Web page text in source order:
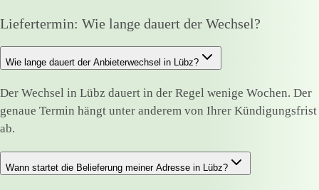
Liefertermin: Wie lange dauert der Wechsel?
Wie lange dauert der Anbieterwechsel in Lübz?
Der Wechsel in Lübz dauert in der Regel wenige Wochen. Der
genaue Termin hängt unter anderem von Ihrer Kündigungsfrist
ab.
Wann startet die Belieferung meiner Adresse in Lübz?